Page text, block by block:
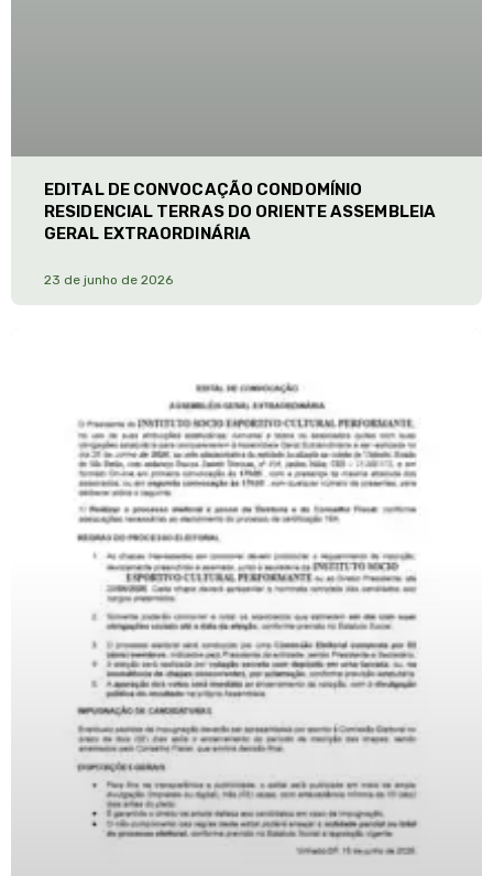
EDITAL DE CONVOCAÇÃO CONDOMÍNIO
RESIDENCIAL TERRAS DO ORIENTE ASSEMBLEIA
GERAL EXTRAORDINÁRIA
23 de junho de 2026